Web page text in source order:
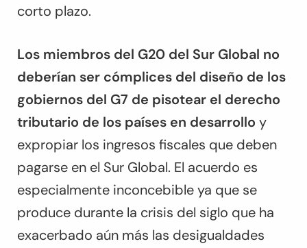
corto plazo.
Los miembros del G20 del Sur Global no
deberían ser cómplices del diseño de los
gobiernos del G7 de pisotear el derecho
tributario de los países en desarrollo y
expropiar los ingresos fiscales que deben
pagarse en el Sur Global. El acuerdo es
especialmente inconcebible ya que se
produce durante la crisis del siglo que ha
exacerbado aún más las desigualdades